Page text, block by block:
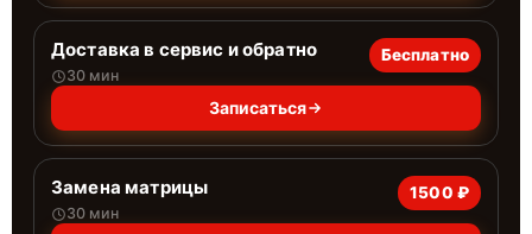
Доставка в сервис и обратно
30 мин
Бесплатно
Записаться
Замена матрицы
30 мин
1500 ₽